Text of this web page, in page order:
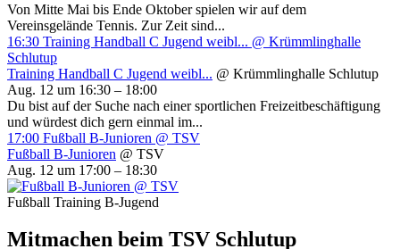
Von Mitte Mai bis Ende Oktober spielen wir auf dem
Vereinsgelände Tennis. Zur Zeit sind...
16:30 Training Handball C Jugend weibl... @ Krümmlinghalle
Schlutup
Training Handball C Jugend weibl... @ Krümmlinghalle Schlutup
Aug. 12 um 16:30 – 18:00
Du bist auf der Suche nach einer sportlichen Freizeitbeschäftigung
und würdest dich gern einmal im...
17:00 Fußball B-Junioren @ TSV
Fußball B-Junioren @ TSV
Aug. 12 um 17:00 – 18:30
Fußball Training B-Jugend
Mitmachen beim TSV Schlutup